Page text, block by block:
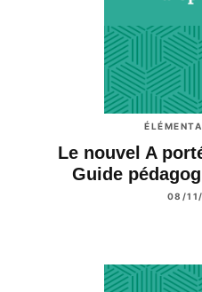
Le nouvel A
Guide
08/